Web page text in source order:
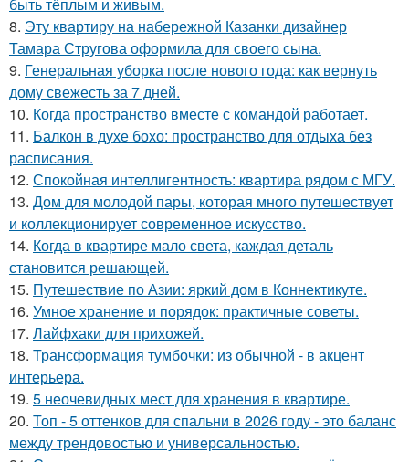
8. Эту квартиру на набережной Казанки дизайнер
Тамара Стругова оформила для своего сына.
9. Генеральная уборка после нового года: как вернуть
дому свежесть за 7 дней.
10. Когда пространство вместе с командой работает.
11. Балкон в духе бохо: пространство для отдыха без
расписания.
12. Спокойная интеллигентность: квартира рядом с МГУ.
13. Дом для молодой пары, которая много путешествует
и коллекционирует современное искусство.
14. Когда в квартире мало света, каждая деталь
становится решающей.
15. Путешествие по Азии: яркий дом в Коннектикуте.
16. Умное хранение и порядок: практичные советы.
17. Лайфхаки для прихожей.
18. Трансформация тумбочки: из обычной - в акцент
интерьера.
19. 5 неочевидных мест для хранения в квартире.
20. Топ - 5 оттенков для спальни в 2026 году - это баланс
между трендовостью и универсальностью.